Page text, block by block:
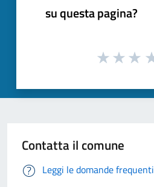
su questa pagina?
Contatta il comune
Leggi le domande frequenti